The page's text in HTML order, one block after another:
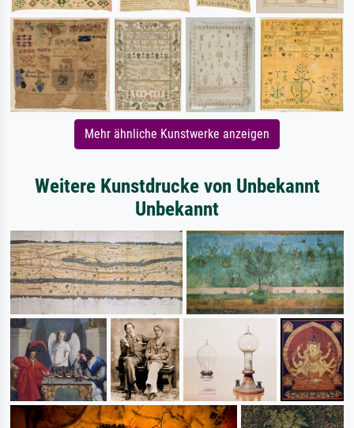
Mehr ähnliche Kunstwerke anzeigen
Weitere Kunstdrucke von Unbekannt
Unbekannt